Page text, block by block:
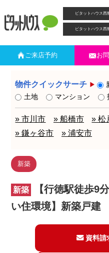
ピタットハウス西
ピタットハウス西
ご来店予約 お
物件クイックサーチ
土地
マンション
» 市川市 » 船橋市 » 松
» 鎌ヶ谷市
» 浦安市
新築
新築
【行徳駅徒歩9
い住環境】新築戸建
資料請